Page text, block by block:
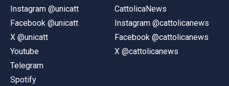
Instagram @unicatt
Facebook @unicatt
X @unicatt
Youtube
Telegram
Spotify
CattolicaNews
Instagram @cattolicanews
Facebook @cattolicanews
X @cattolicanews